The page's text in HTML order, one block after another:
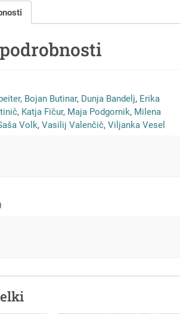
, Bojan Butinar, Dunja Bandelj, Erika
, Katja Fičur, Maja Podgornik, Milena
Volk, Vasilij Valenčič, Viljanka Vesel